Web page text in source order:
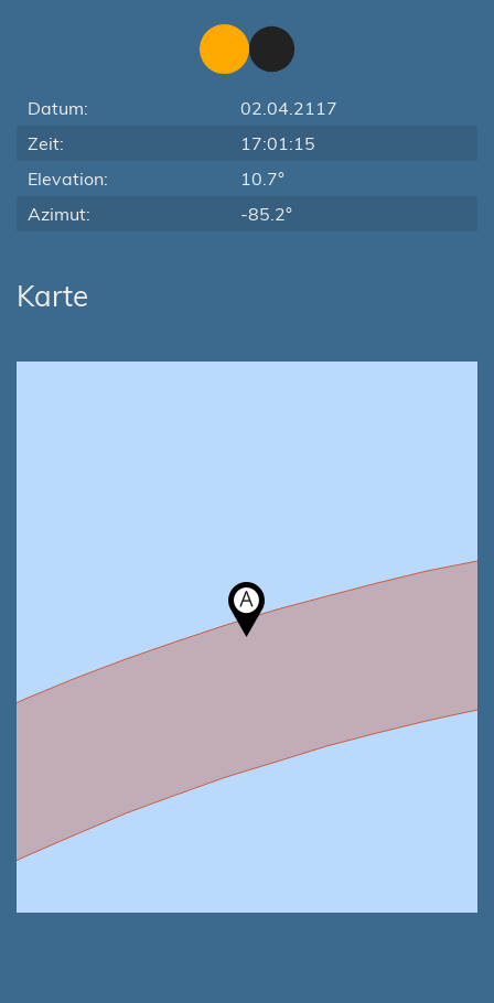
Datum:
02.04.2117
Zeit:
17:01:15
Elevation:
10.7°
Azimut:
-85.2°
Karte